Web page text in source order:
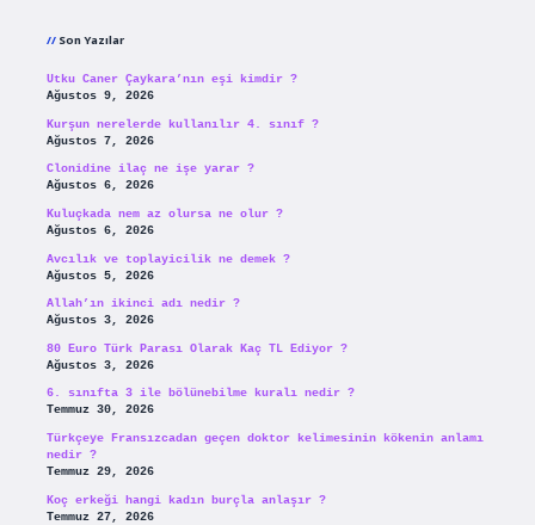
Son Yazılar
Utku Caner Çaykara’nın eşi kimdir ?
Ağustos 9, 2026
Kurşun nerelerde kullanılır 4. sınıf ?
Ağustos 7, 2026
Clonidine ilaç ne işe yarar ?
Ağustos 6, 2026
Kuluçkada nem az olursa ne olur ?
Ağustos 6, 2026
Avcılık ve toplayicilik ne demek ?
Ağustos 5, 2026
Allah’ın ikinci adı nedir ?
Ağustos 3, 2026
80 Euro Türk Parası Olarak Kaç TL Ediyor ?
Ağustos 3, 2026
6. sınıfta 3 ile bölünebilme kuralı nedir ?
Temmuz 30, 2026
Türkçeye Fransızcadan geçen doktor kelimesinin kökenin anlamı
nedir ?
Temmuz 29, 2026
Koç erkeği hangi kadın burçla anlaşır ?
Temmuz 27, 2026